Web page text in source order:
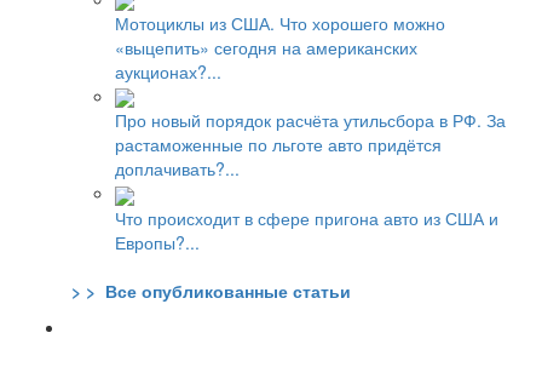
Мотоциклы из США. Что хорошего можно
«выцепить» сегодня на американских
аукционах?...
Про новый порядок расчёта утильсбора в РФ. За
растаможенные по льготе авто придётся
доплачивать?...
Что происходит в сфере пригона авто из США и
Европы?...
> > Все опубликованные статьи